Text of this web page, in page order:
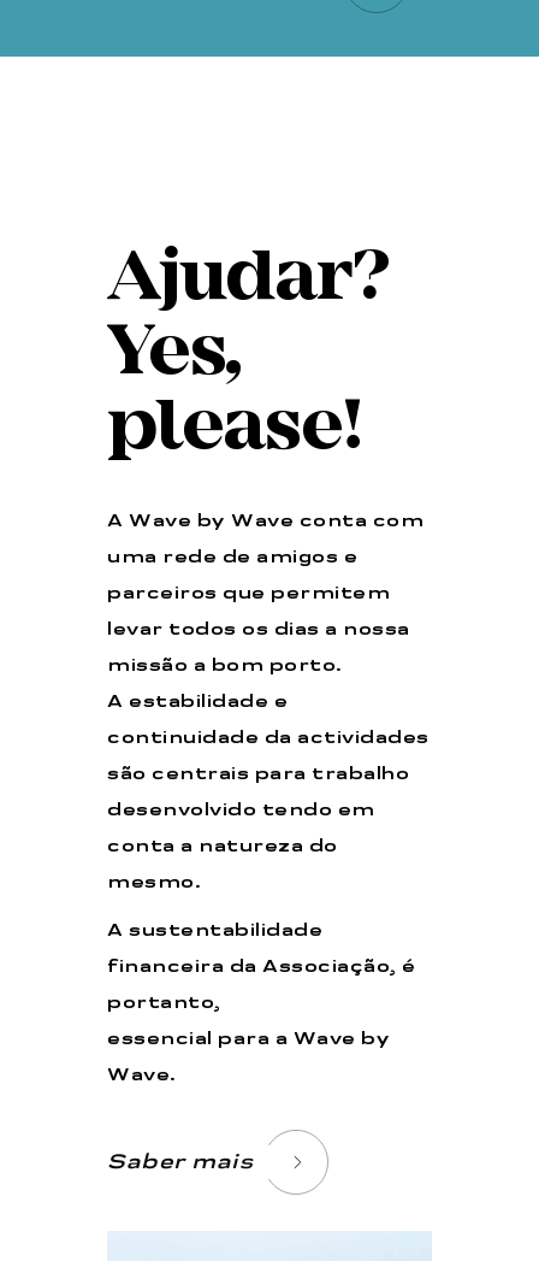
Ajudar?
Yes,
please!
A Wave by Wave conta com
uma rede de amigos e
parceiros que permitem
levar todos os dias a nossa
missão a bom porto.
A estabilidade e
continuidade da actividades
são centrais para trabalho
desenvolvido tendo em
conta a natureza do
mesmo.
A sustentabilidade
financeira da Associação, é
portanto,
essencial para a Wave by
Wave.
Saber mais